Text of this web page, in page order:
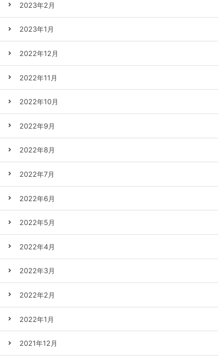
2023年2月
2023年1月
2022年12月
2022年11月
2022年10月
2022年9月
2022年8月
2022年7月
2022年6月
2022年5月
2022年4月
2022年3月
2022年2月
2022年1月
2021年12月